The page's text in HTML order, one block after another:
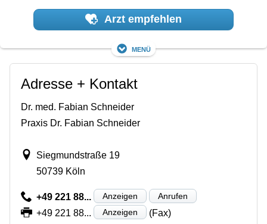
Arzt empfehlen
Menü
Adresse + Kontakt
Dr. med. Fabian Schneider
Praxis Dr. Fabian Schneider
Siegmundstraße 19
50739 Köln
+49 221 88... Anzeigen Anrufen
+49 221 88... Anzeigen (Fax)